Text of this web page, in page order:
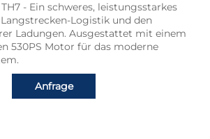
- Ein schweres, leistungsstarkes
Logistik und den
Ladungen. Ausgestattet mit einem
530PS Motor für das moderne
Anfrage